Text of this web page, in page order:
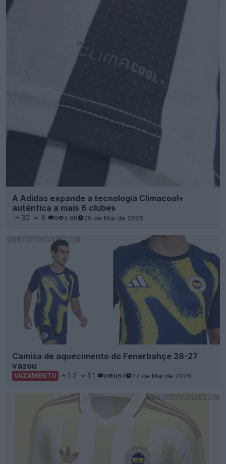
A Adidas expande a tecnologia Climacool+
autêntica a mais 6 clubes
30 8 0 4.9K 29 de Mai de 2026
Camisa de aquecimento do Fenerbahçe 26-27
vazou
VAZAMENTO 12 11 0 864 27 de Mai de 2026